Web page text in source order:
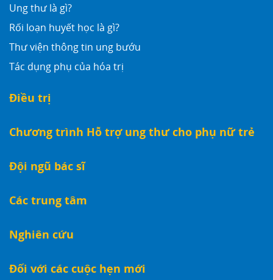
Ung thư là gì?
Rối loạn huyết học là gì?
Thư viện thông tin ung bướu
Tác dụng phụ của hóa trị
Điều trị
Chương trình Hỗ trợ ung thư cho phụ nữ trẻ
Đội ngũ bác sĩ
Các trung tâm
Nghiên cứu
Đối với các cuộc hẹn mới